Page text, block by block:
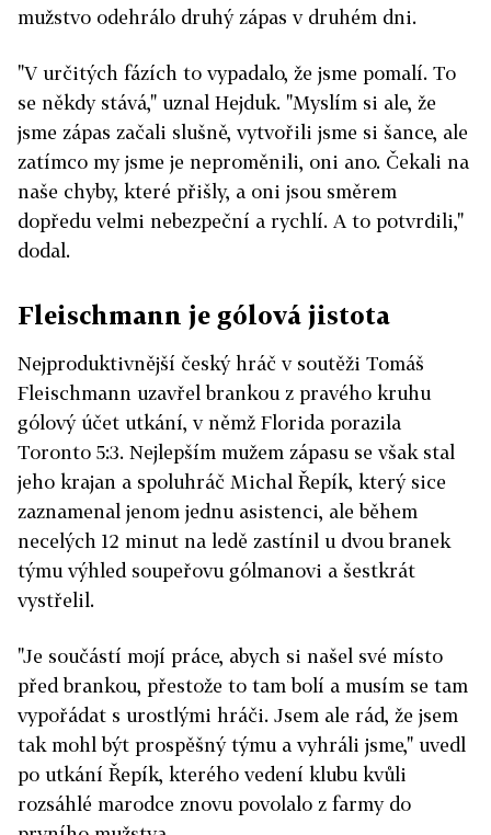
mužstvo odehrálo druhý zápas v druhém dni.
"V určitých fázích to vypadalo, že jsme pomalí. To
se někdy stává," uznal Hejduk. "Myslím si ale, že
jsme zápas začali slušně, vytvořili jsme si šance, ale
zatímco my jsme je neproměnili, oni ano. Čekali na
naše chyby, které přišly, a oni jsou směrem
dopředu velmi nebezpeční a rychlí. A to potvrdili,"
dodal.
Fleischmann je gólová jistota
Nejproduktivnější český hráč v soutěži Tomáš
Fleischmann uzavřel brankou z pravého kruhu
gólový účet utkání, v němž Florida porazila
Toronto 5:3. Nejlepším mužem zápasu se však stal
jeho krajan a spoluhráč Michal Řepík, který sice
zaznamenal jenom jednu asistenci, ale během
necelých 12 minut na ledě zastínil u dvou branek
týmu výhled soupeřovu gólmanovi a šestkrát
vystřelil.
"Je součástí mojí práce, abych si našel své místo
před brankou, přestože to tam bolí a musím se tam
vypořádat s urostlými hráči. Jsem ale rád, že jsem
tak mohl být prospěšný týmu a vyhráli jsme," uvedl
po utkání Řepík, kterého vedení klubu kvůli
rozsáhlé marodce znovu povolalo z farmy do